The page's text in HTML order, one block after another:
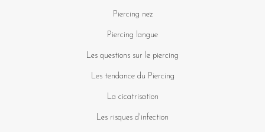
Piercing nez
Piercing langue
Les questions sur le piercing
Les tendance du Piercing
La cicatrisation
Les risques d'infection